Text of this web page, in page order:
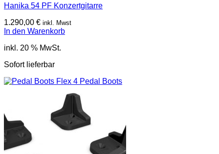
Hanika 54 PF Konzertgitarre
1.290,00 € inkl. Mwst
In den Warenkorb
inkl. 20 % MwSt.
Sofort lieferbar